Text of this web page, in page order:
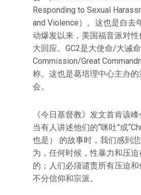
Responding to Sexual
and Violence）。这也是自去
动爆发以来，美国福音派对
大回应。GC2是大使命/大诫
Commission/Great
称。这也是葛培理中心主办的
会。
《今日基督教》发文首肯该峰
当有人讲述他们的“咪吐”或
也是） 的故事时，我们感到
为，任何时候，性暴力和压
的；人们必须谴责所有压迫和
不分信仰和宗派。